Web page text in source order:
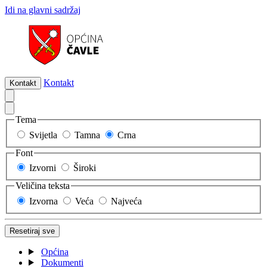
Idi na glavni sadržaj
Kontakt Kontakt
Tema
Svijetla
Tamna
Crna
Font
Izvorni
Široki
Veličina teksta
Izvorna
Veća Najveća
Resetiraj sve
Općina
Dokumenti